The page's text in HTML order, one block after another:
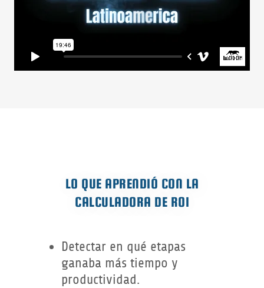
LO QUE APRENDIÓ CON LA
CALCULADORA DE ROI
Detectar en qué etapas
ganaba más tiempo y
productividad.